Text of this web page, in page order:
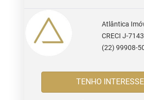
Atlântica
CRECI J-7143
(22) 99908-
TENHO INTERESSE